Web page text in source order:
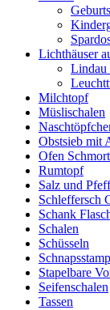
Lichthäuser
Lindau
Milchtopf
Müslischalen
Obstsieb mit
Ofen
Rumtopf
Salz und
Schleffersch
Schank
Schalen
Schüsseln
Stapelbare
Seifenschalen
Tassen